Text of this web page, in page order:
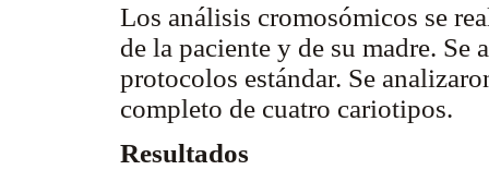
Los análisis cromosómicos se
de la paciente y de su madre. Se
protocolos estándar. Se
completo de cuatro cariotipos.
Resultados